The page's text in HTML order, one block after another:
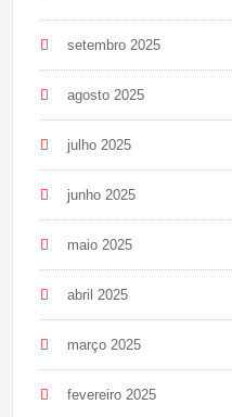
setembro 2025
agosto 2025
julho 2025
junho 2025
maio 2025
abril 2025
março 2025
fevereiro 2025